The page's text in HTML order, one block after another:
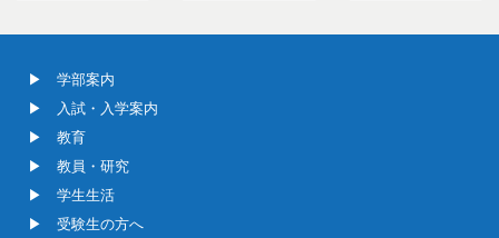
学部案内
入試・入学案内
教育
教員・研究
学生生活
受験生の方へ